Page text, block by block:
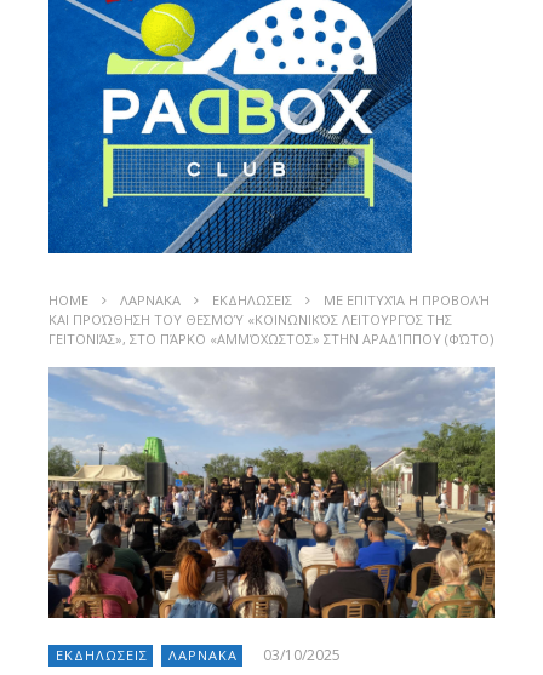
HOME ΛΑΡΝΑΚΑ ΕΚΔΗΛΩΣΕΙΣ
MΕ ΕΠΙΤΥΧΊΑ Η ΠΡΟΒΟΛΉ
ΚΑΙ ΠΡΟΏΘΗΣΗ ΤΟΥ ΘΕΣΜΟΎ «ΚΟΙΝΩΝΙΚΌΣ ΛΕΙΤΟΥΡΓΌΣ ΤΗΣ
ΓΕΙΤΟΝΙΆΣ», ΣΤΟ ΠΆΡΚΟ «ΑΜΜΌΧΩΣΤΟΣ» ΣΤΗΝ ΑΡΑΔΊΠΠΟΥ (ΦΏΤΟ)
ΕΚΔΗΛΩΣΕΙΣ ΛΑΡΝΑΚΑ 03/10/2025